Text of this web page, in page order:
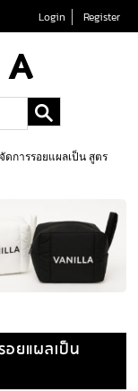
Login Register
ดการรอยแผลเป็น สูตร
ยแผลเป็น